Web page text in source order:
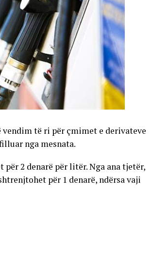
të ri për çmimet e derivateve
nga mesnata.
2 denarë për litër. Nga ana tjetër,
për 1 denarë, ndërsa vaji